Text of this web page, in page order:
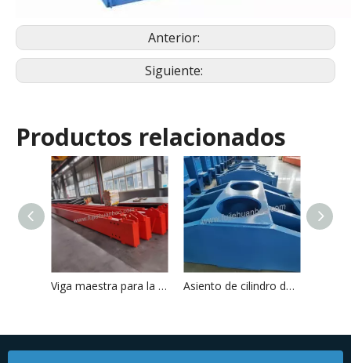
Anterior:
Siguiente:
Productos relacionados
Viga maestra para la prensa de filtro Asiento de cilindro de aceite